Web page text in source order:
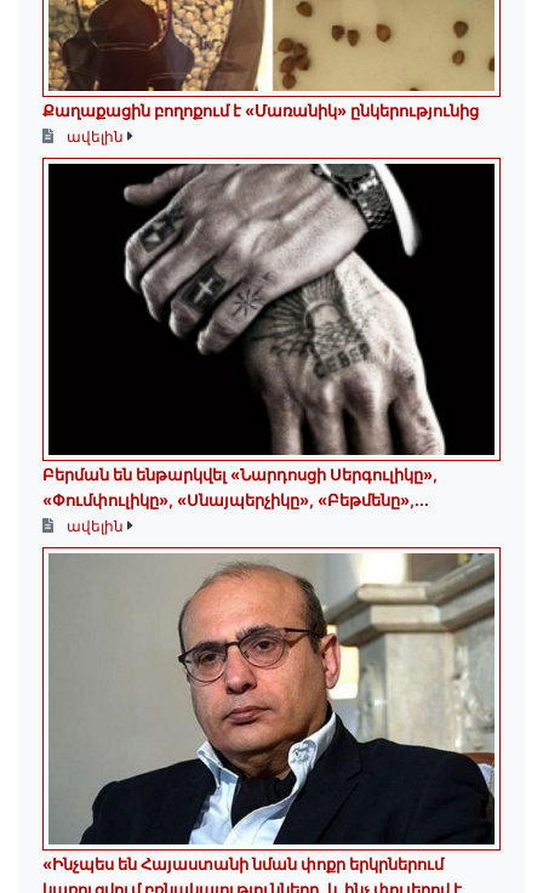
Քաղաքացին բողոքում է «Մառանիկ» ընկերությունից
ավելին
Բերման են ենթարկվել «Նարդոսցի Սերգուլիկը»,
«Փումփուլիկը», «Սնայպերչիկը», «Բեթմենը»,...
ավելին
«Ինչպես են Հայաստանի նման փոքր երկրներում
կառուցվում բռնակալությունները, և ինչ փուլերով է...